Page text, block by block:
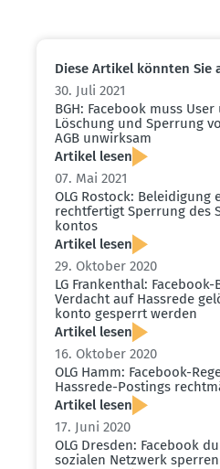
Diese Artikel könnten Sie
30. Juli 2021
BGH: Facebook muss
Löschung und Sperrung
AGB unwirksam
Artikel lesen
07. Mai 2021
OLG Rostock: Belei­digung
recht­fertigt Sperrung des
kontos
Artikel lesen
29. Oktober 2020
LG Frankenthal:
Verdacht auf Hassrede
konto gesperrt werden
Artikel lesen
16. Oktober 2020
OLG Hamm: Facebook-
Hassrede-Postings
Artikel lesen
17. Juni 2020
OLG Dresden: Facebook
sozialen Netzwerk sperren